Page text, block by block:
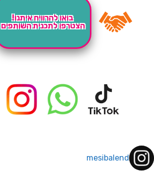
בואו להרוויח איתנו!
הצטרפו לתכנית השותפים
mesibalend